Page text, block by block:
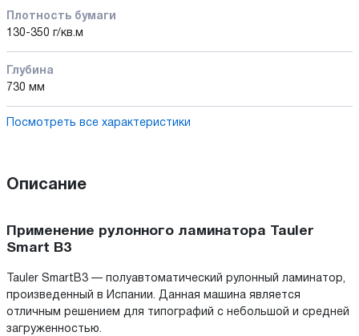
Плотность бумаги
130-350 г/кв.м
Глубина
730 мм
Посмотреть все характеристики
Описание
Применение рулонного ламинатора Tauler
Smart B3
Tauler SmartB3 — полуавтоматический рулонный ламинатор,
произведенный в Испании. Данная машина является
отличным решением для типографий с небольшой и средней
загруженностью.